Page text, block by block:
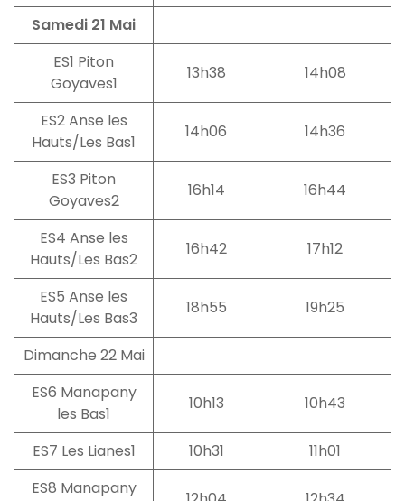
Samedi 21 Mai
ES1 Piton
Goyaves1
13h38 14h08
ES2 Anse les
Hauts/Les Bas1
14h06 14h36
ES3 Piton
Goyaves2
16h14 16h44
ES4 Anse les
Hauts/Les Bas2
16h42 17h12
ES5 Anse les
Hauts/Les Bas3
18h55 19h25
Dimanche 22 Mai
ES6 Manapany
les Bas1
10h13 10h43
ES7 Les Lianes1 10h31
11h01
ES8 Manapany